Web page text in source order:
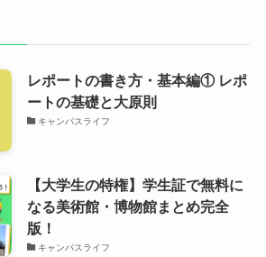
レポートの書き方・基本編① レポ
ートの基礎と大原則
キャンパスライフ
【大学生の特権】学生証で無料に
なる美術館・博物館まとめ完全
版！
キャンパスライフ